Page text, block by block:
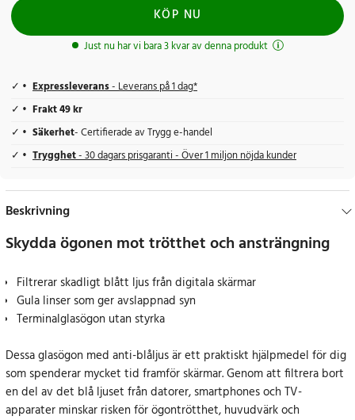
KÖP NU
Just nu har vi bara 3 kvar av denna produkt
Expressleverans- Leverans på 1 dag*
Frakt 49 kr
Säkerhet- Certifierade av Trygg e-handel
Trygghet- 30 dagars prisgaranti - Över 1 miljon nöjda kunder
Beskrivning
Skydda ögonen mot trötthet och ansträngning
Filtrerar skadligt blått ljus från digitala skärmar
Gula linser som ger avslappnad syn
Terminalglasögon utan styrka
Dessa glasögon med anti-blåljus är ett praktiskt hjälpmedel för dig
som spenderar mycket tid framför skärmar. Genom att filtrera bort
en del av det blå ljuset från datorer, smartphones och TV-
apparater minskar risken för ögontrötthet, huvudvärk och